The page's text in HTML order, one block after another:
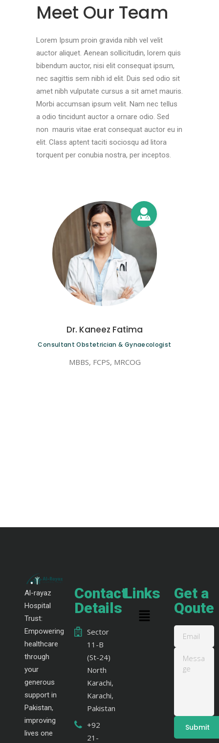
Meet Our Team
Lorem Ipsum proin gravida nibh vel velit
auctor aliquet. Aenean sollicitudin, lorem quis
bibendum auctor, nisi elit consequat ipsum,
nec sagittis sem nibh id elit. Duis sed odio sit
amet nibh vulputate cursus a sit amet mauris.
Morbi accumsan ipsum velit. Nam nec tellus
a odio tincidunt auctor a ornare odio. Sed
non mauris vitae erat consequat auctor eu in
elit. Class aptent taciti sociosqu ad litora
torquent per conubia nostra, per inceptos.
Dr. Kaneez Fatima
Consultant Obstetrician & Gynaecologist
MBBS, FCPS, MRCOG
Al-rayaz
Hospital
Trust:
Empowering
healthcare
through
your
generous
support in
Pakistan,
improving
lives one
Contact
Details
Sector
11-B
(St-24)
North
Karachi,
Karachi,
Pakistan
+92
21-
Links
Get a
Qoute